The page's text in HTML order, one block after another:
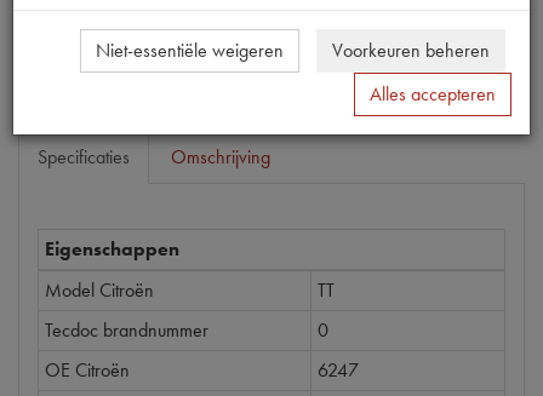
Bestel
Specificaties Omschrijving
Eigenschappen
Model Citroën
TT
Tecdoc brandnummer
0
OE Citroën
6247
Niet-essentiële weigeren
Voorkeuren beheren
Alles accepteren